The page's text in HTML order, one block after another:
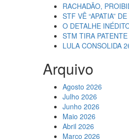
RACHADÃO,
STF VÊ “APATIA”
O DETALHE
STM TIRA
LULA CONSOLIDA
Arquivo
Agosto 2026
Julho 2026
Junho 2026
Maio 2026
Abril 2026
Março 2026